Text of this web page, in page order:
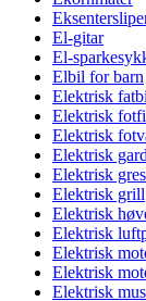
El-gitar
El-
Elbil for barn
Elektrisk
Elektrisk
Elektrisk
Elektrisk
Elektrisk
Elektrisk grill
Elektrisk
Elektrisk
Elektrisk
Elektrisk
Elektrisk